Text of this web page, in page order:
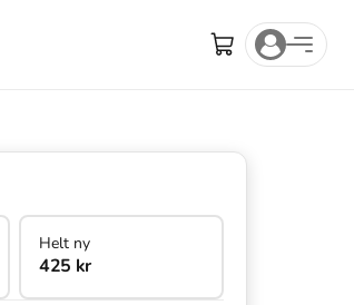
Helt ny
425 kr